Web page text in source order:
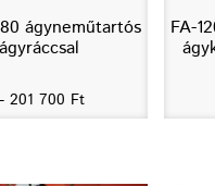
ágyneműtartós
201 700 Ft
FA-